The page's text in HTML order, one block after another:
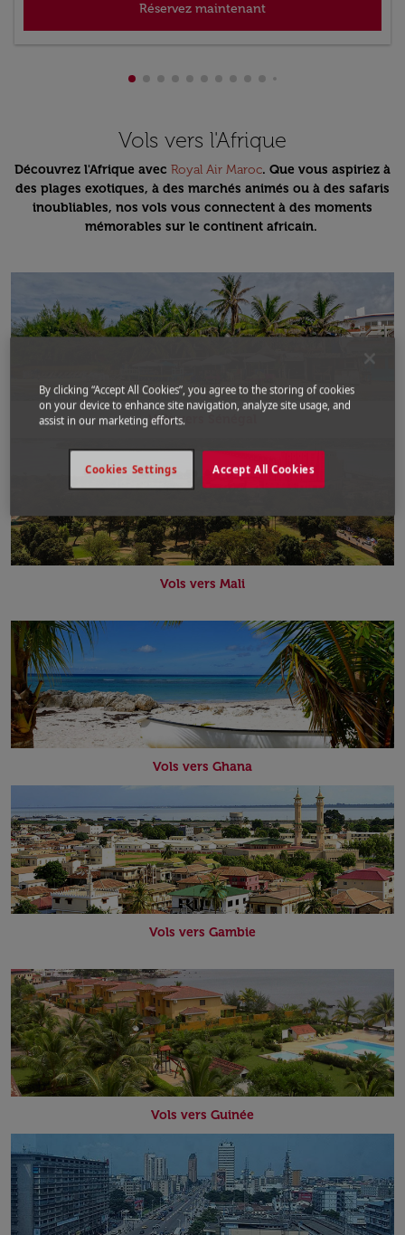
Réservez maintenant
Affichage de cmp-pagination-showing-
Affichage de cmp-pagination-
Affichage de cmp-pagination-
Affichage de cmp-pagination-
Affichage de cmp-pagination-
Affichage de cmp-
Affichage de cmp-
Affichage de cmp-
Affichage de cmp-
Affichage de cmp-
Vols vers l'Afrique
Découvrez l'Afrique avec Royal Air Maroc. Que vous aspiriez à
des plages exotiques, à des marchés animés ou à des safaris
inoubliables, nos vols vous connectent à des moments
mémorables sur le continent africain.
Vols vers Sénégal
Vols vers Mali
Vols vers Ghana
Vols vers Gambie
Vols vers Guinée
By clicking “Accept All Cookies”, you agree to the storing of cookies
on your device to enhance site navigation, analyze site usage, and
assist in our marketing efforts.
Accept All Cookies
Cookies Settings